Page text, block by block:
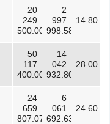
20
249
500.00
2
997
998.58
14.80
50
117
400.00
14
042
932.80
28.00
24
659
807.07
6
061
692.63
24.60